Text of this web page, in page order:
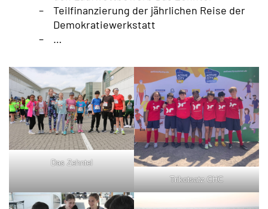
Teilfinanzierung der jährlichen Reise der
Demokratiewerkstatt
…
Das Zehntel
Trikotsatz CHC